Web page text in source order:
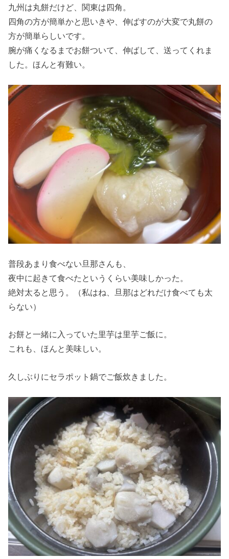
九州は丸餅だけど、関東は四角。
四角の方が簡単かと思いきや、伸ばすのが大変で丸餅の
方が簡単らしいです。
腕が痛くなるまでお餅ついて、伸ばして、送ってくれま
した。ほんと有難い。
普段あまり食べない旦那さんも、
夜中に起きて食べたというくらい美味しかった。
絶対太ると思う。（私はね、旦那はどれだけ食べても太
らない）
お餅と一緒に入っていた里芋は里芋ご飯に。
これも、ほんと美味しい。
久しぶりにセラポット鍋でご飯炊きました。